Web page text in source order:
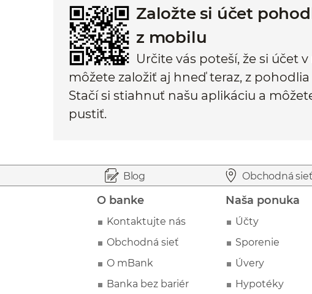
Založte si účet
z mobilu
Určite vás poteší, že si účet
môžete založiť aj hneď teraz, z
Stačí si stiahnuť našu aplikáciu a
pustiť.
Blog Obchodná sieť
O banke
Kontaktujte nás
Obchodná sieť
O mBank
Banka bez bariér
Naša ponuka
Účty
Sporenie
Úvery
Hypotéky